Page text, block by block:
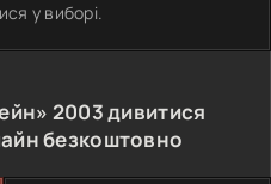
у виборі.
2003дивитися
безкоштовно